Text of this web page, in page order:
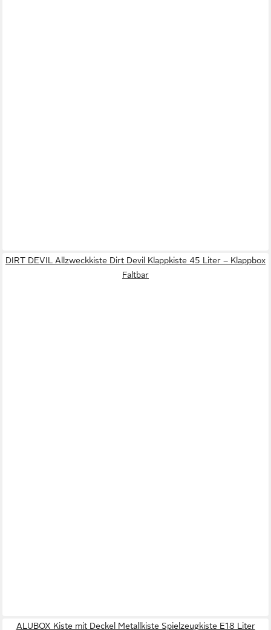
DIRT DEVIL Allzweckkiste Dirt Devil Klappkiste 45 Liter – Klappbox
Faltbar
ALUBOX Kiste mit Deckel Metallkiste Spielzeugkiste E18 Liter